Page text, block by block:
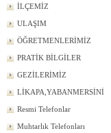
İLÇEMİZ
ULAŞIM
ÖĞRETMENLERİMİZ
PRATİK BİLGİLER
GEZİLERİMİZ
LİKAPA,YABANMERSİNİ
Resmi Telefonlar
Muhtarlık Telefonları